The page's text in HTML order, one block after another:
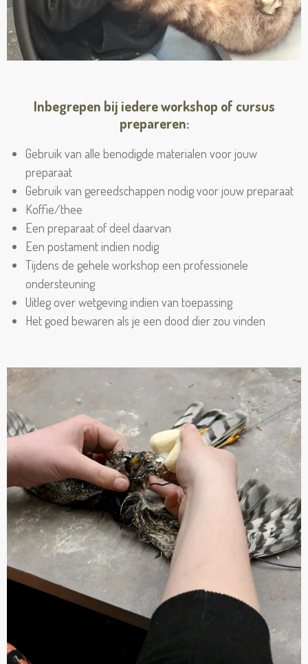
Inbegrepen bij iedere workshop of cursus
prepareren:
Gebruik van alle benodigde materialen voor jouw
preparaat
Gebruik van gereedschappen nodig voor jouw preparaat
Koffie/thee
Een preparaat of deel daarvan
Een postament indien nodig
Tijdens de gehele workshop een professionele
ondersteuning
Uitleg over wetgeving indien van toepassing
Het goed bewaren als je een dood dier zou vinden